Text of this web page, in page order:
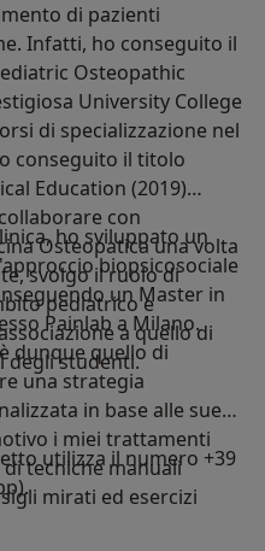
di pazienti
Infatti, ho conseguito il
Osteopathic
University College
di specializzazione nel
conseguito il titolo
Education (2019)
con
Osteopatica una volta
svolgo il ruolo di
pediatrico e
a quello di
degli studenti.
ho sviluppato un
biopsicosociale
un Master in
Painlab a Milano.
dunque quello di
una strategia
in base alle sue
i miei trattamenti
tecniche manuali
mirati ed esercizi
utilizza il numero +39